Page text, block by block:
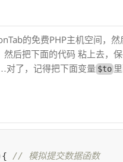
的免费PHP主机空间，
后把下面的代码 粘上去，
对了，记得把下面变量 $to
// 模拟提交数据函数